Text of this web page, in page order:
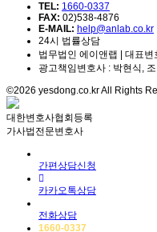
TEL: 1660-0337
FAX: 02)538-4876
E-MAIL: help@anlab.co.kr
24시 법률상담
법무법인 에이앤랩 | 대표변
광고책임변호사 : 박현식,
©2026 yesdong.co.kr All Rights
대한변호사협회등록
가사법전문변호사
간편상담신청
카카오톡상담
전화상담
1660-0337